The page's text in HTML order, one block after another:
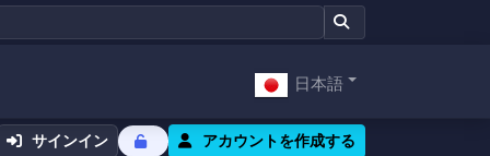
日本語
サインイン アカウントを作成する